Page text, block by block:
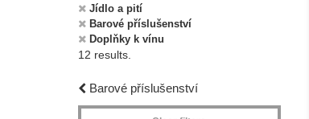
Jídlo a pití
Barové příslušenství
Doplňky k vínu
12 results.
Barové příslušenství